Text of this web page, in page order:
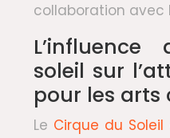
collaboration avec
soleil sur
pour les arts
Le Cirque du Soleil